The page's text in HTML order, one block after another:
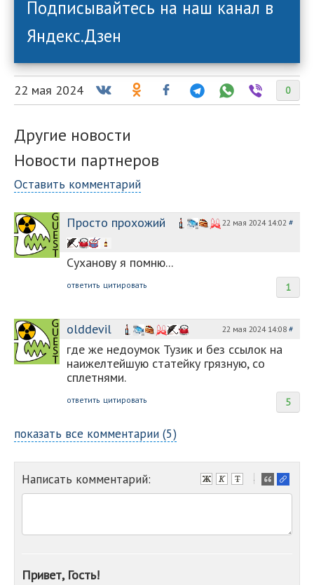
Подписывайтесь на наш канал в
Яндекс.Дзен
0
22 мая 2024
Другие новости
Новости партнеров
Оставить комментарий
Просто прохожий 22 мая 2024 14:02 #
Суханову я помню...
1
ответить цитировать
olddevil 22 мая 2024 14:08 #
где же недоумок Тузик и без ссылок на
наижелтейшую статейку грязную, со
сплетнями.
5
ответить цитировать
показать все комментарии (5)
Написать комментарий:
-
-
-
Привет, Гость!